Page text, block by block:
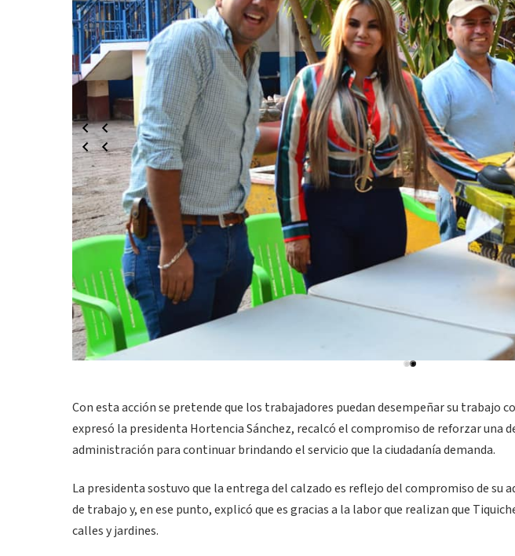
Con esta acción se pretende que los trabajadores puedan desempeñar su trabajo
expresó la presidenta Hortencia Sánchez, recalcó el compromiso de reforzar una
administración para continuar brindando el servicio que la ciudadanía demanda.
La presidenta sostuvo que la entrega del calzado es reflejo del compromiso de su
de trabajo y, en ese punto, explicó que es gracias a la labor que realizan que
calles y jardines.